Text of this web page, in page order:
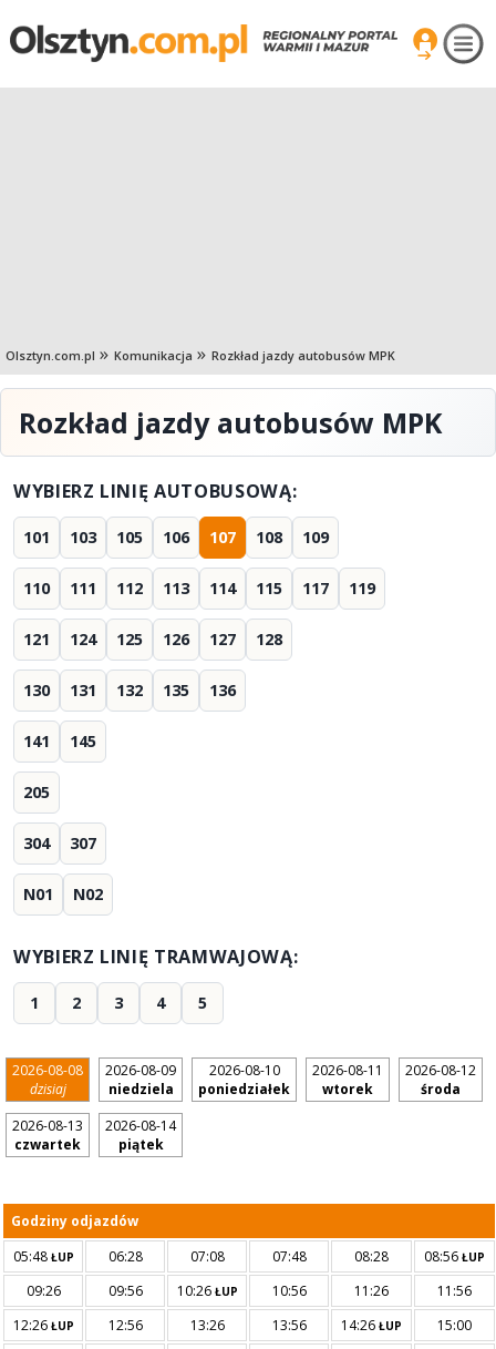
Olsztyn.com.pl Komunikacja Rozkład jazdy autobusów MPK
Rozkład jazdy autobusów MPK
WYBIERZ LINIĘ AUTOBUSOWĄ:
101 103 105 106 107 108 109
110 111 112 113 114 115 117 119
121 124 125 126 127 128
130 131 132 135 136
141 145
205
304 307
N01 N02
WYBIERZ LINIĘ TRAMWAJOWĄ:
1 2 3 4 5
2026-08-08
dzisiaj
2026-08-09
niedziela
2026-08-10
poniedziałek
2026-08-11
wtorek
2026-08-12
środa
2026-08-13
czwartek
2026-08-14
piątek
Godziny odjazdów
05:48 ŁUP 06:28 07:08 07:48 08:28 08:56 ŁUP
09:26 09:56 10:26 ŁUP 10:56 11:26
11:56
12:26 ŁUP 12:56 13:26 13:56 14:26 ŁUP
15:00